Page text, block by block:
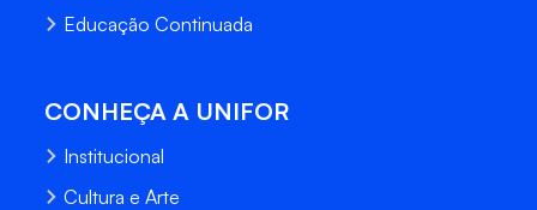
Educação Continuada
CONHEÇA A UNIFOR
Institucional
Cultura e Arte